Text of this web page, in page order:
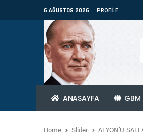
6 AĞUSTOS 2026 PROFILE
ANASAYFA GBM
Home Slider AFYON’U